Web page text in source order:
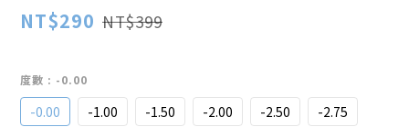
NT$290 NT$399
度數 : -0.00
-0.00 -1.00 -1.50 -2.00 -2.50
-2.75